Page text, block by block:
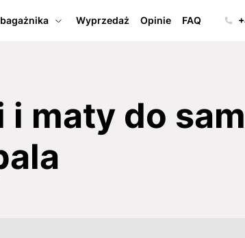
Wyprzedaż Opinie FAQ
i maty do